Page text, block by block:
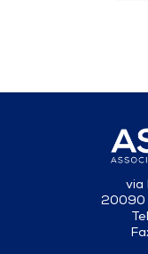
via
20090